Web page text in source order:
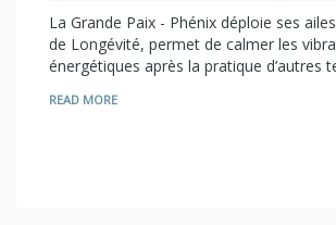
La Grande Paix - Phénix déploie ses
de Longévité, permet de calmer les
énergétiques après la pratique d’autres
READ MORE